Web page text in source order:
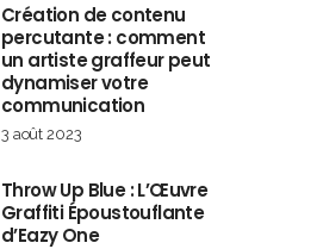
Création de contenu
percutante : comment
un artiste graffeur peut
dynamiser votre
communication
3 août 2023
Throw Up Blue : L’Œuvre
Graffiti Époustouflante
d’Eazy One